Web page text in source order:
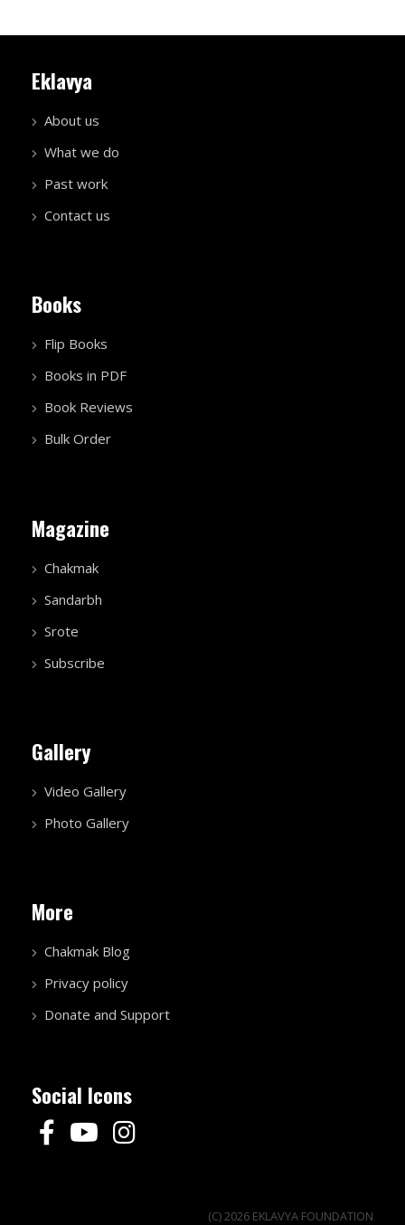
Eklavya
About us
What we do
Past work
Contact us
Books
Flip Books
Books in PDF
Book Reviews
Bulk Order
Magazine
Chakmak
Sandarbh
Srote
Subscribe
Gallery
Video Gallery
Photo Gallery
More
Chakmak Blog
Privacy policy
Donate and Support
Social Icons
(C) 2026 EKLAVYA FOUNDATION